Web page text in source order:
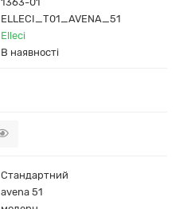
ELLECI_T01_AVENA_51
Elleci
В наявності
Стандартний
avena 51